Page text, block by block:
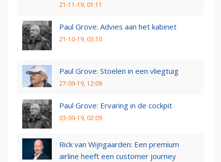
21-11-19, 01:11
Paul Grove: Advies aan het kabinet
21-10-19, 03:10
Paul Grove: Stoelen in een vliegtuig
27-09-19, 12:09
Paul Grove: Ervaring in de cockpit
03-09-19, 02:09
Rick van Wijngaarden: Een premium
airline heeft een customer journey